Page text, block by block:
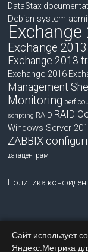
DataStax
Debian system
Exchange
Exchange
Exchange 2013
Exchange 2016
Management Shell
Monitoring perf
scripting RAID RAID
Windows Server
ZABBIX
датацентрам
Политика
Copyright ©
Тема
Сайт использует
Яндекс.Метрика